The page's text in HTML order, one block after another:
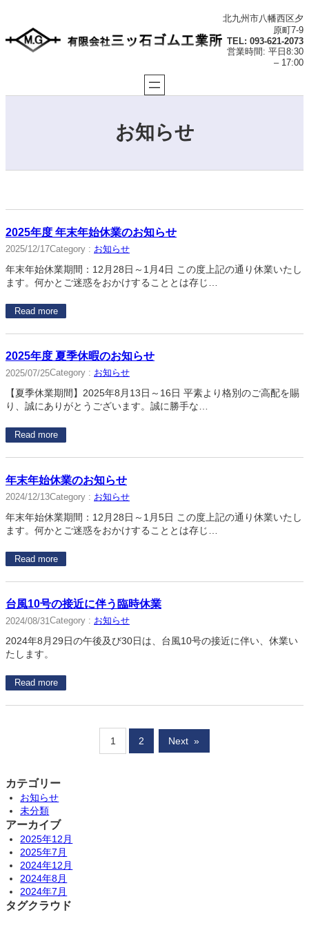
を
北九州市八幡西区夕
原町7-9
TEL: 093-621-2073
営業時間: 平日8:30
– 17:00
お知らせ
2025年度 年末年始休業のお知らせ
2025/12/17Category : お知らせ
年末年始休業期間：12月28日～1月4日 この度上記の通り休業いたし
ます。何かとご迷惑をおかけすることとは存じ…
Read more
2025年度 夏季休暇のお知らせ
2025/07/25Category : お知らせ
【夏季休業期間】2025年8月13日～16日 平素より格別のご高配を賜
り、誠にありがとうございます。誠に勝手な…
Read more
年末年始休業のお知らせ
2024/12/13Category : お知らせ
年末年始休業期間：12月28日～1月5日 この度上記の通り休業いたし
ます。何かとご迷惑をおかけすることとは存じ…
Read more
台風10号の接近に伴う臨時休業
2024/08/31Category : お知らせ
2024年8月29日の午後及び30日は、台風10号の接近に伴い、休業い
たします。
Read more
1 2 Next »
カテゴリー
お知らせ
未分類
アーカイブ
2025年12月
2025年7月
2024年12月
2024年8月
2024年7月
タグクラウド